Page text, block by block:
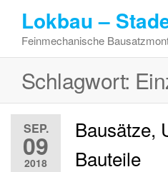
springen
Lokbau –
Feinmechanische
Schlagwort:
SEP.
09
2018
Bausätze,
Bauteile